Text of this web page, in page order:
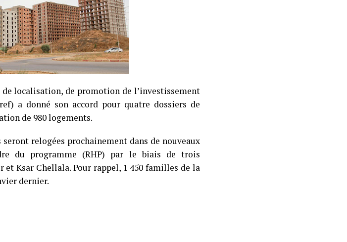
de localisation, de promotion de l’investissement
a donné son accord pour quatre dossiers de
de 980 logements.
relogées prochainement dans de nouveaux
du programme (RHP) par le biais de trois
et Ksar Chellala. Pour rappel, 1 450 familles de la
dernier.